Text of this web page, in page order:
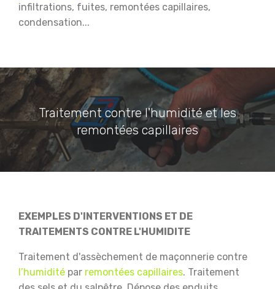
infiltrations, fuites, remontées capillaires,
condensation...
Traitement contre l'humidité et les
remontées capillaires
EXEMPLES D'INTERVENTIONS ET DE
TRAITEMENTS CONTRE L'HUMIDITE
Traitement d'assèchement de maçonnerie contre
l’humidité par remontées capillaires. Traitement